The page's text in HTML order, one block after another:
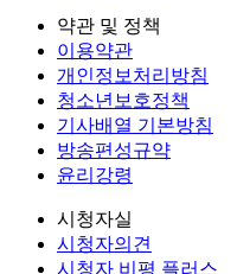
약관 및 정책
이용약관
개인정보처리방침
청소년보호정책
기사배열 기본방침
방송편성규약
윤리강령
시청자실
시청자의견
시청자 비평 플러스